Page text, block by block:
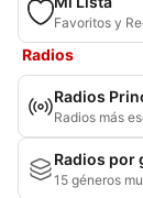
Favoritos y
Radios
Radios
Radios más
Radios por
15 géneros